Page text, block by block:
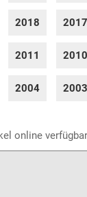
2018
2011
2004
online